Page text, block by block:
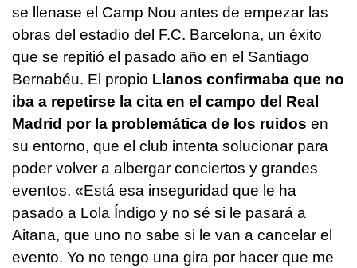
se llenase el Camp Nou antes de empezar las
obras del estadio del F.C. Barcelona, un éxito
que se repitió el pasado año en el Santiago
Bernabéu. El propio Llanos confirmaba que no
iba a repetirse la cita en el campo del Real
Madrid por la problemática de los ruidos en
su entorno, que el club intenta solucionar para
poder volver a albergar conciertos y grandes
eventos. «Está esa inseguridad que le ha
pasado a Lola Índigo y no sé si le pasará a
Aitana, que uno no sabe si le van a cancelar el
evento. Yo no tengo una gira por hacer que me